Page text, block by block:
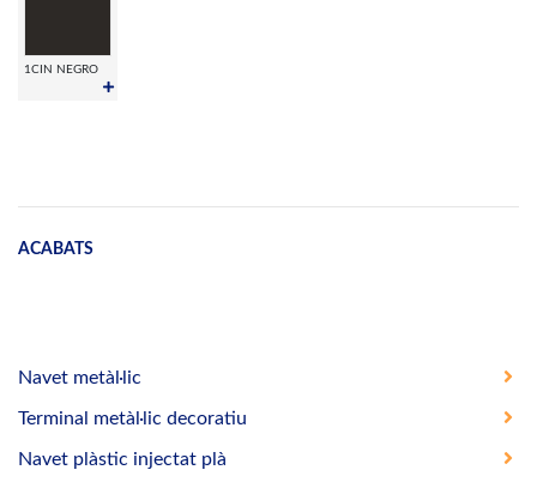
1CIN NEGRO
ACABATS
Navet metàl·lic
Terminal metàl·lic decoratiu
Navet plàstic injectat plà